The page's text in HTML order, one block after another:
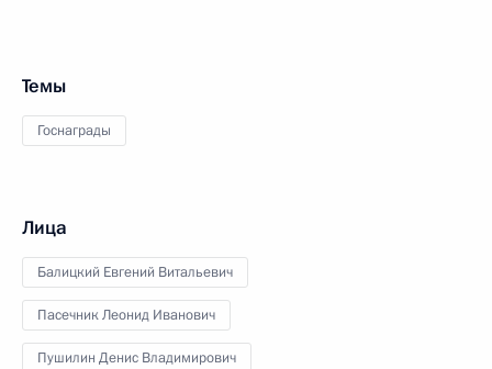
Темы
Госнаграды
Лица
Балицкий Евгений Витальевич
Пасечник Леонид Иванович
Пушилин Денис Владимирович